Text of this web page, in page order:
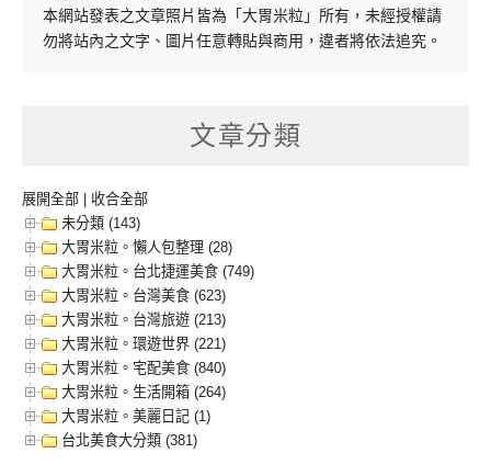
本網站發表之文章照片皆為「大胃米粒」所有，未經授權請
勿將站內之文字、圖片任意轉貼與商用，違者將依法追究。
文章分類
展開全部 | 收合全部
未分類 (143)
大胃米粒。懶人包整理 (28)
大胃米粒。台北捷運美食 (749)
大胃米粒。台灣美食 (623)
大胃米粒。台灣旅遊 (213)
大胃米粒。環遊世界 (221)
大胃米粒。宅配美食 (840)
大胃米粒。生活開箱 (264)
大胃米粒。美麗日記 (1)
台北美食大分類 (381)